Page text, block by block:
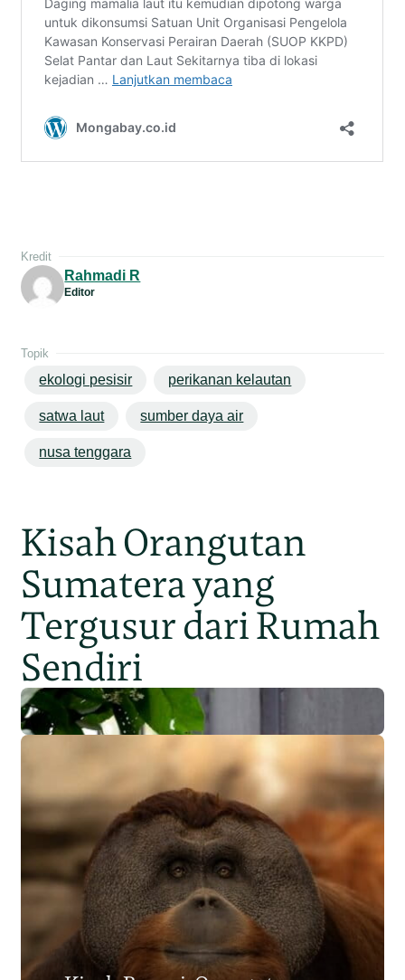
Kredit
Rahmadi R
Editor
Topik
ekologi pesisir perikanan kelautan
satwa laut sumber daya air
nusa tenggara
Kisah Orangutan
Sumatera yang
Tergusur dari Rumah
Sendiri
Populasi Orangutan
Sumatera Berkurang 2.700